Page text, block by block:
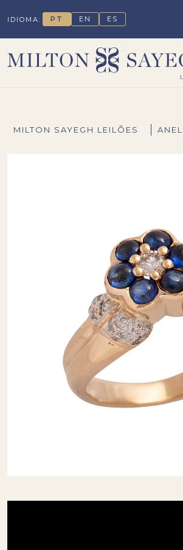
IDIOMA: PT EN ES
MILTON SAYEGH LEILÕES